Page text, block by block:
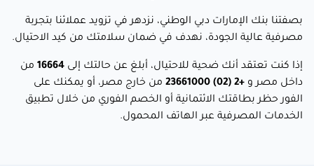
بصفتنا بنك الإمارات دبي الوطني، نزدهر في تزويد عملائنا بتجربة
مصرفية عالية الجودة، نهدف في ضمان سلامتك من كيد الاحتيال.
إذا كنت تعتقد أنك ضحية للاحتيال، أبلغ عن حالتك إلى 16664 من
داخل مصر و +2 (02) 23661000
من خارج مصر، أو يمكنك على
الفور حظر بطاقتك الائتمانية أو الخصم الفوري من خلال تطبيق
الخدمات المصرفية عبر الهاتف المحمول.